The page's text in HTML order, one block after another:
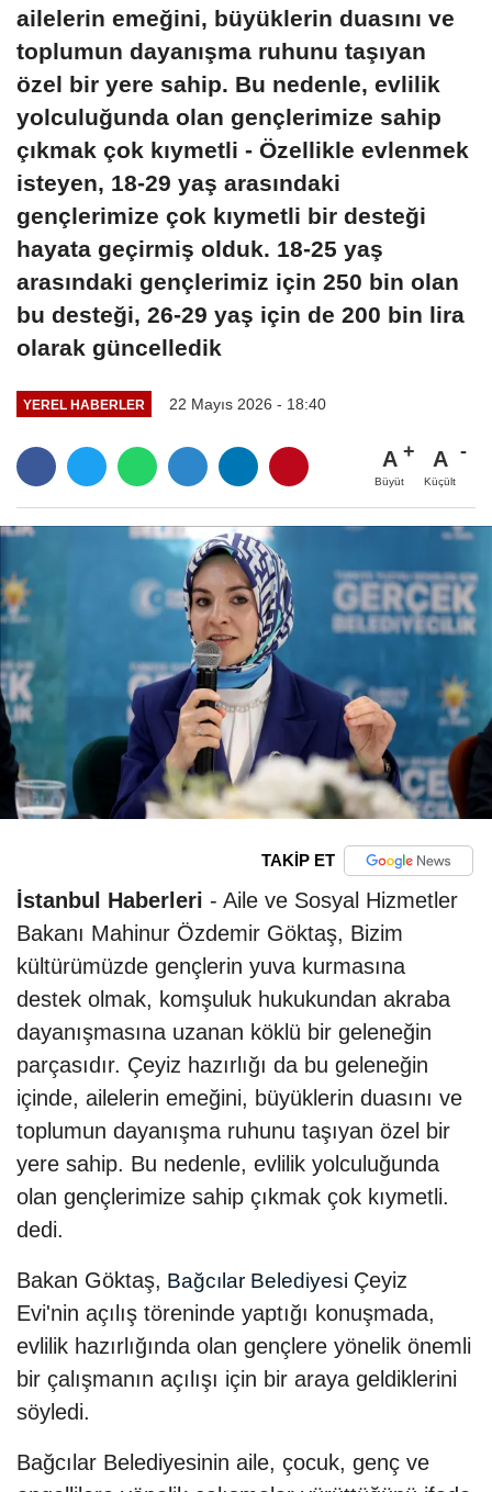
ailelerin emeğini, büyüklerin duasını ve
toplumun dayanışma ruhunu taşıyan
özel bir yere sahip. Bu nedenle, evlilik
yolculuğunda olan gençlerimize sahip
çıkmak çok kıymetli - Özellikle evlenmek
isteyen, 18-29 yaş arasındaki
gençlerimize çok kıymetli bir desteği
hayata geçirmiş olduk. 18-25 yaş
arasındaki gençlerimiz için 250 bin olan
bu desteği, 26-29 yaş için de 200 bin lira
olarak güncelledik
YEREL HABERLER 22 Mayıs 2026 - 18:40
A
Büyüt
A
Küçült
TAKİP ET
İstanbul Haberleri - Aile ve Sosyal Hizmetler
Bakanı Mahinur Özdemir Göktaş, Bizim
kültürümüzde gençlerin yuva kurmasına
destek olmak, komşuluk hukukundan akraba
dayanışmasına uzanan köklü bir geleneğin
parçasıdır. Çeyiz hazırlığı da bu geleneğin
içinde, ailelerin emeğini, büyüklerin duasını ve
toplumun dayanışma ruhunu taşıyan özel bir
yere sahip. Bu nedenle, evlilik yolculuğunda
olan gençlerimize sahip çıkmak çok kıymetli.
dedi.
Bakan Göktaş, Bağcılar Belediyesi Çeyiz
Evi'nin açılış töreninde yaptığı konuşmada,
evlilik hazırlığında olan gençlere yönelik önemli
bir çalışmanın açılışı için bir araya geldiklerini
söyledi.
Bağcılar Belediyesinin aile, çocuk, genç ve